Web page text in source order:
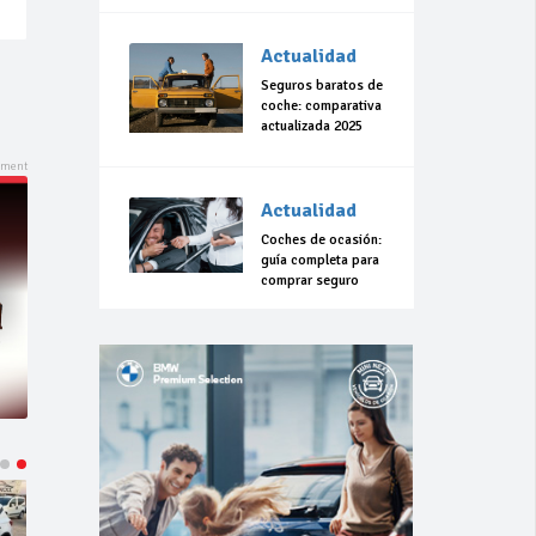
Actualidad
Seguros baratos de
coche: comparativa
actualizada 2025
Actualidad
Coches de ocasión:
guía completa para
comprar seguro